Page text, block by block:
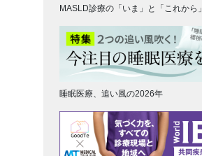
MASLD診療の「いま」と「これから」
睡眠医療、追い風の2026年